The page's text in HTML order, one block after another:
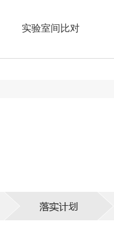
实验室间比对